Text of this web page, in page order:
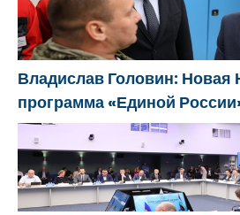
Владислав Головин: Новая
программа «Единой
ориентирована на развитие
технологического